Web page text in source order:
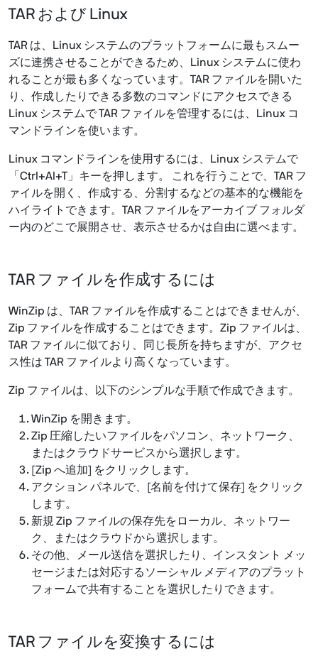
TAR および Linux
TAR は、Linux システムのプラットフォームに最もスムー
ズに連携させることができるため、Linux システムに使わ
れることが最も多くなっています。TAR ファイルを開いた
り、作成したりできる多数のコマンドにアクセスできる
Linux システムで TAR ファイルを管理するには、Linux コ
マンドラインを使います。
Linux コマンドラインを使用するには、Linux システムで
「Ctrl+Al+T」キーを押します。 これを行うことで、TAR フ
ァイルを開く、作成する、分割するなどの基本的な機能を
ハイライトできます。TAR ファイルをアーカイブ フォルダ
ー内のどこで展開させ、表示させるかは自由に選べます。
TAR ファイルを作成するには
WinZip は、TAR ファイルを作成することはできませんが、
Zip ファイルを作成することはできます。Zip ファイルは、
TAR ファイルに似ており、同じ長所を持ちますが、アクセ
ス性は TAR ファイルより高くなっています。
Zip ファイルは、以下のシンプルな手順で作成できます。
WinZip を開きます。
Zip 圧縮したいファイルをパソコン、ネットワーク、
またはクラウドサービスから選択します。
[Zip へ追加] をクリックします。
アクション パネルで、[名前を付けて保存] をクリック
します。
新規 Zip ファイルの保存先をローカル、ネットワー
ク、またはクラウドから選択します。
その他、メール送信を選択したり、インスタント メッ
セージまたは対応するソーシャル メディアのプラット
フォームで共有することを選択したりできます。
TAR ファイルを変換するには